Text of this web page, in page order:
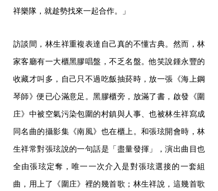
祥樂隊，就趁勢找來一起合作。」
訪談間，林生祥重複表達自己真的不懂古典。然而，林
家客廳有一大櫃黑膠唱盤，不乏名盤。他笑說鍾永豐的
收藏才叫多，自己只不過吃飯抽菸時，放一張《海上鋼
琴師》便已心滿意足。黑膠櫃旁，放滿了書，啟發《圍
庄》中被空氣污染包圍的村鎮與人事、也被林生祥寫成
同名曲的攝影集《南風》也在櫃上。和張玹開會時，林
生祥常對張玹說的一句話是「盡量發揮」，演出曲目也
全由張玹定奪，唯一一次介入是對張玹選接的一套組
曲，用上了《圍庄》裡的幾首歌；林生祥說，這幾首歌